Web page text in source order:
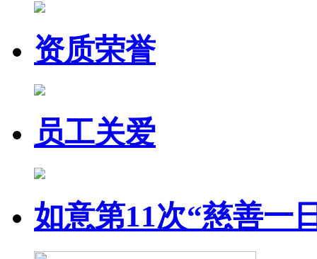
资质荣誉
员工关爱
如意第11次“慈善一